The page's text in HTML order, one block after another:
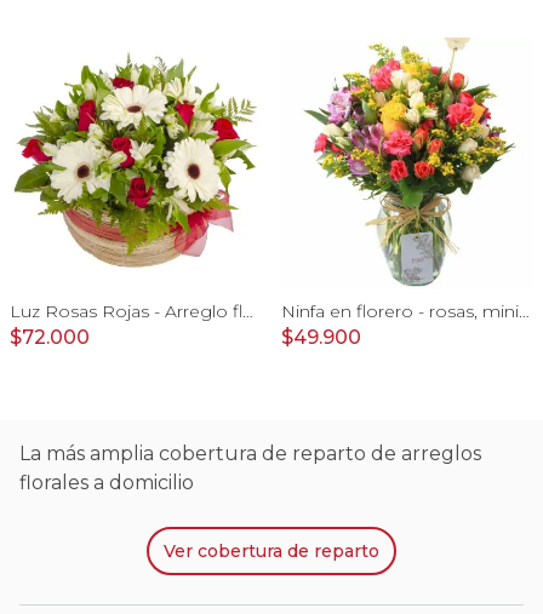
Luz Rosas Rojas - Arreglo floral en canasto circular con gerberas blancas, rosas rojas y astromelias blancas
$72.000
Ninfa en florero - rosas, miniclaveles y astromelias
$49.900
La más amplia cobertura de reparto de arreglos
florales a domicilio
Ver cobertura de reparto